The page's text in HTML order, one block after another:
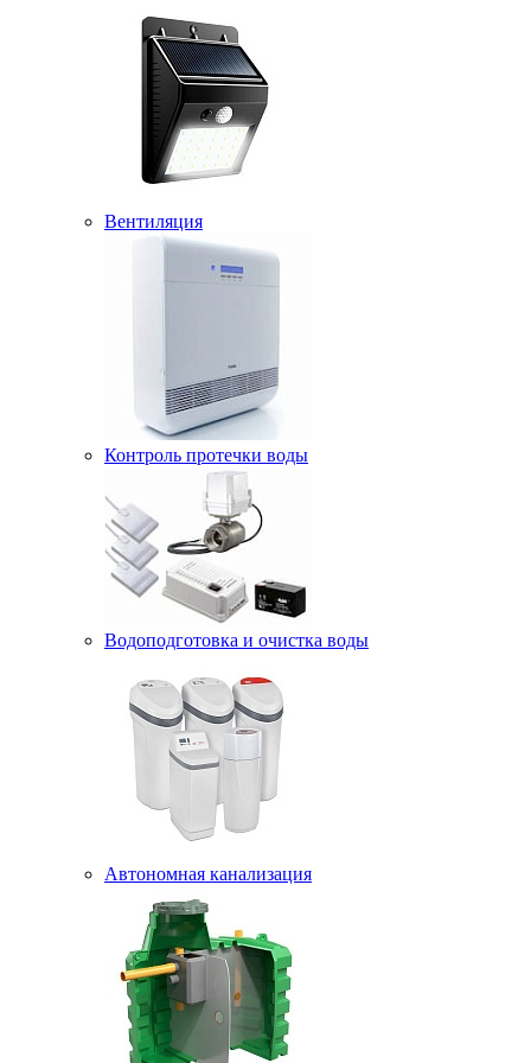
Вентиляция
Контроль протечки воды
Водоподготовка и очистка воды
Автономная канализация